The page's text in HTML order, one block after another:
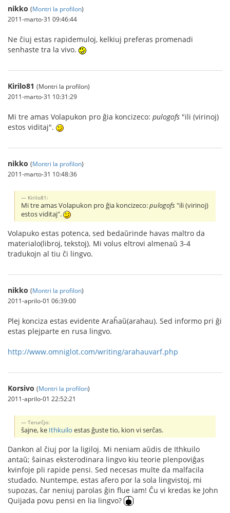
nikko (Montri la profilon)
2011-marto-31 09:46:44
Ne ĉiuj estas rapidemuloj, kelkiuj preferas promenadi
senhaste tra la vivo.
Kirilo81 (Montri la profilon)
2011-marto-31 10:31:29
Mi tre amas Volapukon pro ĝia koncizeco: pulogofs "ili (virinoj)
estos viditaj".
nikko (Montri la profilon)
2011-marto-31 10:48:36
Kirilo81:
Mi tre amas Volapukon pro ĝia koncizeco:pulogofs"ili (virinoj)
estos viditaj".
Volapuko estas potenca, sed bedaŭrinde havas maltro da
materialo(libroj, tekstoj). Mi volus eltrovi almenaŭ 3-4
tradukojn al tiu ĉi lingvo.
nikko (Montri la profilon)
2011-aprilo-01 06:39:00
Plej konciza estas evidente Araĥaŭ(arahau). Sed informo pri ĝi
estas plejparte en rusa lingvo.
http://www.omniglot.com/writing/arahauvarf.php
Korsivo (Montri la profilon)
2011-aprilo-01 22:52:21
Terurĉjo:
ŝajne, ke Ithkuilo estas ĝuste tio, kion vi serĉas.
Dankon al ĉiuj por la ligiloj. Mi neniam aŭdis de Ithkuilo
antaŭ; ŝainas eksterodinara lingvo kiu teorie plenpoviĝas
kvinfoje pli rapide pensi. Sed necesas multe da malfacila
studado. Nuntempe, estas afero por la sola lingvistoj, mi
supozas, ĉar neniuj parolas ĝin flue iam! Ĉu vi kredas ke John
Quijada povu pensi en lia lingvo?